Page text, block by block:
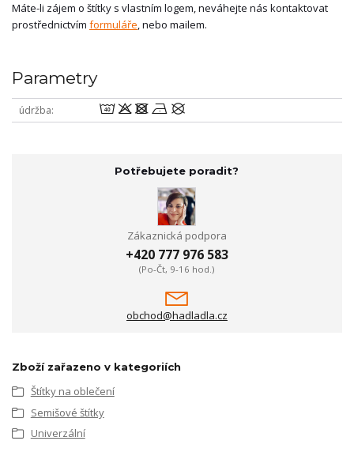
Máte-li zájem o štítky s vlastním logem, neváhejte nás kontaktovat
prostřednictvím formuláře, nebo mailem.
Parametry
údržba 8odnU
Potřebujete poradit?
Zákaznická podpora
+420 777 976 583
(Po-Čt, 9-16 hod.)
obchod@hadladla.cz
Zboží zařazeno v kategoriích
Štítky na oblečení
Semišové štítky
Univerzální